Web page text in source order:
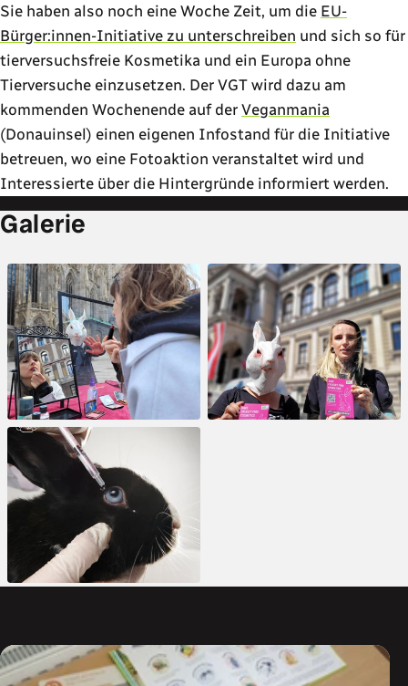
Sie haben also noch eine Woche Zeit, um die EU-
Bürger:innen-Initiative zu unterschreiben und sich so für
tierversuchsfreie Kosmetika und ein Europa ohne
Tierversuche einzusetzen. Der VGT wird dazu am
kommenden Wochenende auf der Veganmania
(Donauinsel) einen eigenen Infostand für die Initiative
betreuen, wo eine Fotoaktion veranstaltet wird und
Interessierte über die Hintergründe informiert werden.
Galerie